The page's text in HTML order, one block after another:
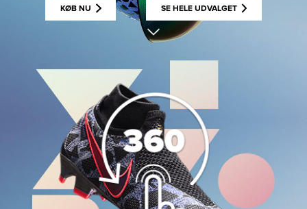
KØB NU SE HELE UDVALGET